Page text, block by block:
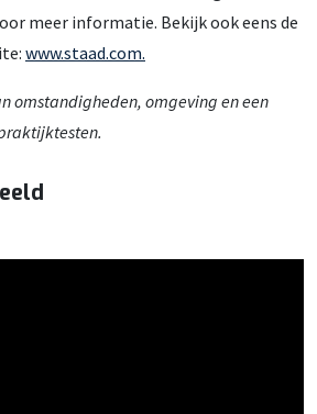
meer informatie. Bekijk ook eens de
www.staad.com.
omstandigheden, omgeving en een